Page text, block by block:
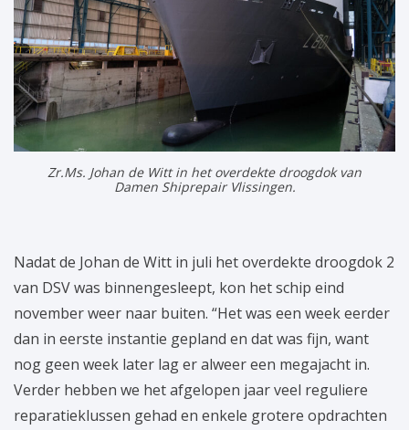
Zr.Ms. Johan de Witt in het overdekte droogdok van
Damen Shiprepair Vlissingen.
Nadat de Johan de Witt in juli het overdekte droogdok 2
van DSV was binnengesleept, kon het schip eind
november weer naar buiten. “Het was een week eerder
dan in eerste instantie gepland en dat was fijn, want
nog geen week later lag er alweer een megajacht in.
Verder hebben we het afgelopen jaar veel reguliere
reparatieklussen gehad en enkele grotere opdrachten